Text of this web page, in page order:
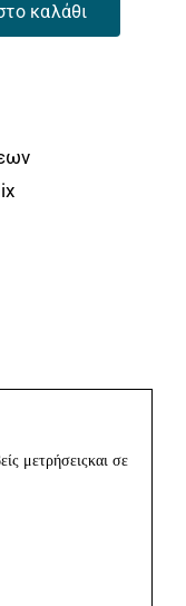
καλάθι
μετρήσειςκαι σε